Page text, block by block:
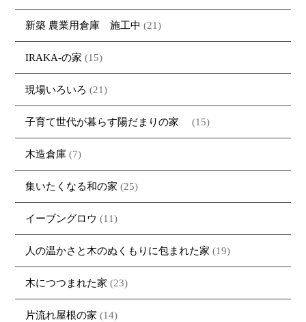
新築 農業用倉庫 施工中 (21)
IRAKA-の家 (15)
現場いろいろ (21)
子育て世代が暮らす陽だまりの家 (15)
木造倉庫 (7)
集いたくなる和の家 (25)
イーブングロウ (11)
人の温かさと木のぬくもりに包まれた家 (19)
木につつまれた家 (23)
片流れ屋根の家 (14)